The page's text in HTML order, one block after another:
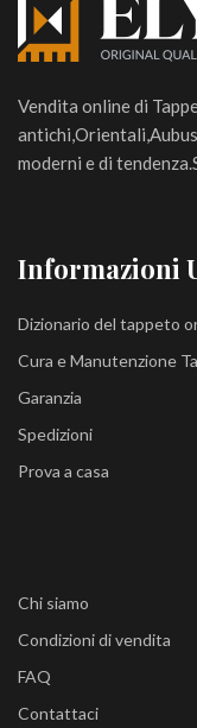
Vendita online di
moderni e di
Informazioni
Dizionario del tappeto
Cura e Manutenzione
Garanzia
Spedizioni
Prova a casa
Chi siamo
Condizioni di vendita
FAQ
Contattaci